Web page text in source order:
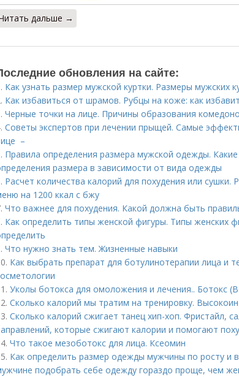
дальше →
обновления на сайте:
Как узнать размер мужской куртки. Размеры мужских
Как избавиться от шрамов. Рубцы на коже: как
Черные точки на лице. Причины образования
Советы экспертов при лечении прыщей. Самые
–
Правила определения размера мужской одежды.
размера в зависимости от вида одежды
Расчет количества калорий для похудения или сушки.
на 1200 ккал с бжу
Что важнее для похудения. Какой должна быть
Как определить типы женской фигуры. Типы женских
Что нужно знать тем. Жизненные навыки
Как выбрать препарат для ботулинотерапии лица и
Уколы ботокса для омоложения и лечения.. Ботокс
Сколько калорий мы тратим на тренировку.
Сколько калорий сжигает танец хип-хоп. Фристайл,
которые сжигают калории и помогают
Что такое мезоботокс для лица. Ксеомин
Как определить размер одежды мужчины по росту и
подобрать себе одежду гораздо проще, чем